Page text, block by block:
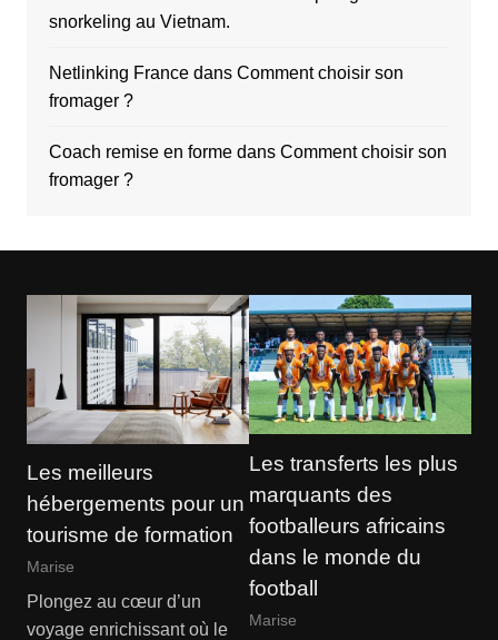
snorkeling au Vietnam.
Netlinking Francedans Comment choisir son
fromager ?
Coach remise en formedans Comment choisir son
fromager ?
Les meilleurs
hébergements pour un
tourisme de formation
Marise
Plongez au cœur d’un
voyage enrichissant où le
Les transferts les plus
marquants des
footballeurs africains
dans le monde du
football
Marise